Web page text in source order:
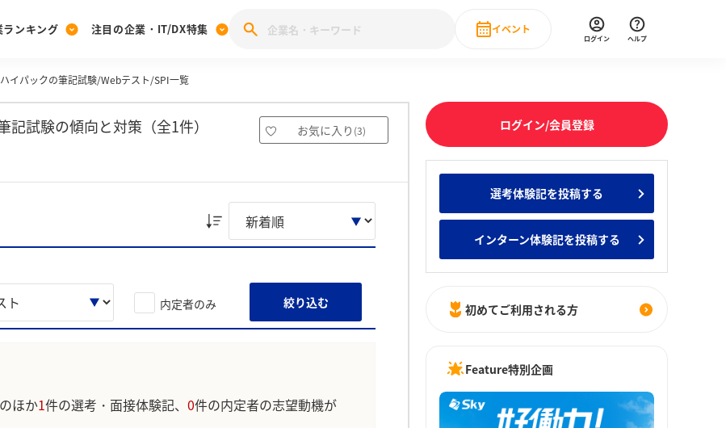
[27卒] 本選考体験記投稿キャンペーン
ランキング
みんなのDX企業就職ブランド調査
みんなの新卒就職人気企業ランキング みんなのインターン人気企業ランキ
注目の企業・IT/DX特集
注目の企業特集
28卒 IT・DX現場社員インタビュー
イベント
直近のイベント一覧
ログイン ヘルプ
イパックの筆記試験/Webテスト/SPI一覧
試験の傾向と対策（全1件） お気に入り (3)
内定者のみ 絞り込む
ほか1件の選考・面接体験記、 0件の内定者の志望動機が
ログイン/会員登録
選考体験記を投稿する
インターン体験記を投稿する
初めてご利用される方
Feature特別企画